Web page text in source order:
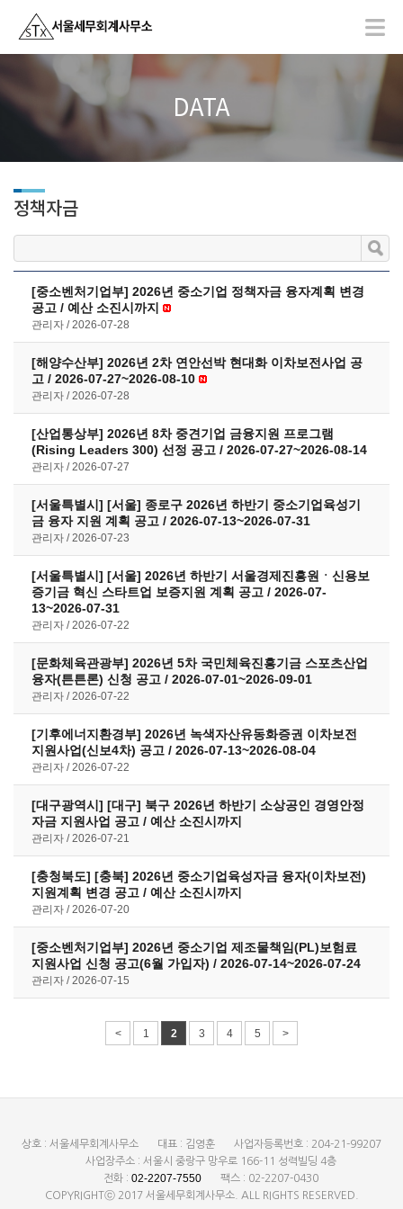
DATA
정책자금
[중소벤처기업부] 2026년 중소기업 정책자금 융자계획 변경
공고 / 예산 소진시까지
관리자 2026-07-28
[해양수산부] 2026년 2차 연안선박 현대화 이차보전사업 공
고 / 2026-07-27~2026-08-10
관리자 2026-07-28
[산업통상부] 2026년 8차 중견기업 금융지원 프로그램
(Rising Leaders 300) 선정 공고 / 2026-07-27~2026-08-14
관리자 2026-07-27
[서울특별시] [서울] 종로구 2026년 하반기 중소기업육성기
금 융자 지원 계획 공고 / 2026-07-13~2026-07-31
관리자 2026-07-23
[서울특별시] [서울] 2026년 하반기 서울경제진흥원ㆍ신용보
증기금 혁신 스타트업 보증지원 계획 공고 / 2026-07-
13~2026-07-31
관리자 2026-07-22
[문화체육관광부] 2026년 5차 국민체육진흥기금 스포츠산업
융자(튼튼론) 신청 공고 / 2026-07-01~2026-09-01
관리자 2026-07-22
[기후에너지환경부] 2026년 녹색자산유동화증권 이차보전
지원사업(신보4차) 공고 / 2026-07-13~2026-08-04
관리자 2026-07-22
[대구광역시] [대구] 북구 2026년 하반기 소상공인 경영안정
자금 지원사업 공고 / 예산 소진시까지
관리자 2026-07-21
[충청북도] [충북] 2026년 중소기업육성자금 융자(이차보전)
지원계획 변경 공고 / 예산 소진시까지
관리자 2026-07-20
[중소벤처기업부] 2026년 중소기업 제조물책임(PL)보험료
지원사업 신청 공고(6월 가입자) / 2026-07-14~2026-07-24
관리자 2026-07-15
< 1 2 3 4 5 >
상호 : 서울세무회계사무소 대표 : 김영훈
사업자등록번호 : 204-21-99207
사업장주소 : 서울시 중랑구 망우로 166-11 성력빌딩 4층
전화 : 02-2207-7550
팩스 : 02-2207-0430
COPYRIGHTⓒ 2017 서울세무회계사무소. ALL RIGHTS RESERVED.